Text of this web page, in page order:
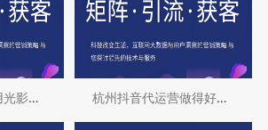
杭州剪辑视频：用光影艺术展现城市魅力 杭州抖音代运营做得好的公司有哪些